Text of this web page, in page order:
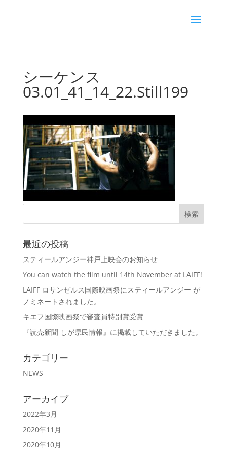
シーケンス
03.01_41_14_22.Still199
最近の投稿
スティールアンジー神戸上映会のお知らせ
You can watch the film until 14th November at LAIFF!
LAIFF ロサンゼルス国際映画祭にスティールアンジー が
ノミネートされました。
キエフ国際映画祭で審査員特別賞受賞
『読売新聞 しが県民情報』に掲載していただきました。
カテゴリー
NEWS
アーカイブ
2022年3月
2020年11月
2020年10月